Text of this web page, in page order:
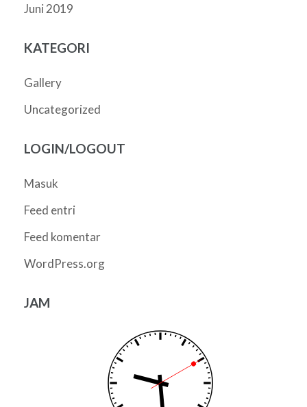
Juni 2019
KATEGORI
Gallery
Uncategorized
LOGIN/LOGOUT
Masuk
Feed entri
Feed komentar
WordPress.org
JAM